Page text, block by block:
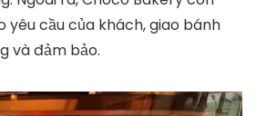
yêu cầu của khách, giao bánh
và đảm bảo.